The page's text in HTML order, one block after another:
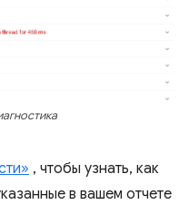
, чтобы узнать, как
в вашем отчете